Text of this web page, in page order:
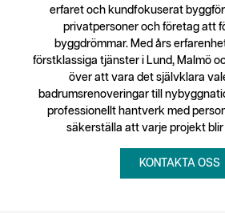
erfaret och kundfokuserat
privatpersoner och företag att
byggdrömmar. Med års
förstklassiga tjänster i Lund, Malmö
över att vara det självklara
badrumsrenoveringar till
professionellt hantverk med
säkerställa att varje projekt blir
KONTAKTA OSS